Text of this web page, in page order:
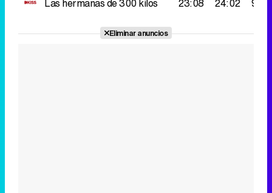
Las hermanas de 300 kilos
23:08 24:02
Eliminar anuncios